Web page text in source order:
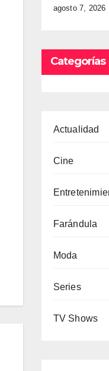
agosto 7, 2026
Categorías
Actualidad
Cine
Farándula
Moda
Series
TV Shows